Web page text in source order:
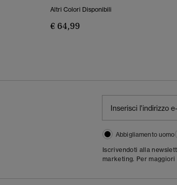
Altri Colori Disponibili
€ 64,99
Abbigliamento uomo
Iscrivendoti alla
marketing. Per